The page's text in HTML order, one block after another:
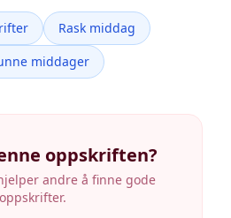
Rask middag
middager
oppskriften?
andre å finne gode
oppskrifter.